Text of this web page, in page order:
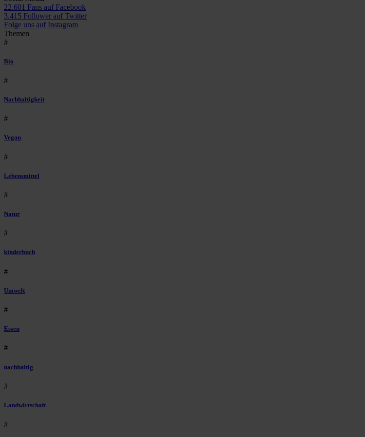
22.601 Fans auf Facebook
3.415 Follower auf Twitter
Folge uns auf Instagram
Themen
#
Bio
#
Nachhaltigkeit
#
Vegan
#
Lebensmittel
#
Natur
#
kinderbuch
#
Umwelt
#
Essen
#
nachhaltig
#
Landwirtschaft
#